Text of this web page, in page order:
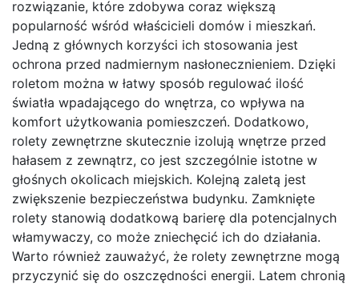
rozwiązanie, które zdobywa coraz większą
popularność wśród właścicieli domów i mieszkań.
Jedną z głównych korzyści ich stosowania jest
ochrona przed nadmiernym nasłonecznieniem. Dzięki
roletom można w łatwy sposób regulować ilość
światła wpadającego do wnętrza, co wpływa na
komfort użytkowania pomieszczeń. Dodatkowo,
rolety zewnętrzne skutecznie izolują wnętrze przed
hałasem z zewnątrz, co jest szczególnie istotne w
głośnych okolicach miejskich. Kolejną zaletą jest
zwiększenie bezpieczeństwa budynku. Zamknięte
rolety stanowią dodatkową barierę dla potencjalnych
włamywaczy, co może zniechęcić ich do działania.
Warto również zauważyć, że rolety zewnętrzne mogą
przyczynić się do oszczędności energii. Latem chronią